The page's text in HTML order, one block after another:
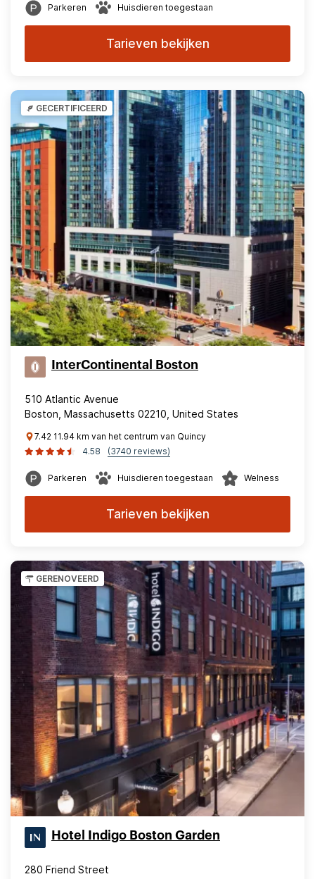
Parkeren Huisdieren toegestaan
Tarieven bekijken
GECERTIFICEERD
InterContinental Boston
510 Atlantic Avenue
Boston, Massachusetts 02210, United States
7.42 11.94 km van het centrum van Quincy
4.58
(3740 reviews)
Parkeren Huisdieren toegestaan Welness
Tarieven bekijken
GERENOVEERD
Hotel Indigo Boston Garden
280 Friend Street